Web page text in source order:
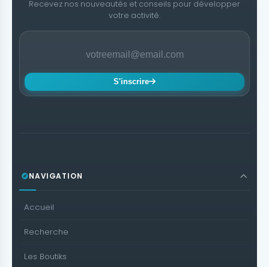
Recevez nos nouveautés et conseils pour développer
votre activité.
S'inscrire
NAVIGATION
Accueil
Recherche
Les Boutiks